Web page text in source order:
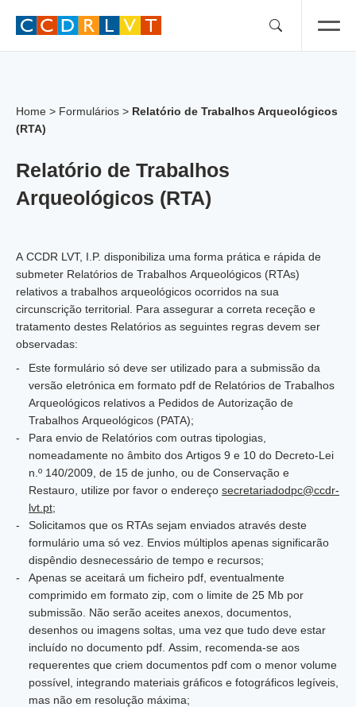
Home > Formulários > Relatório de Trabalhos Arqueológicos
(RTA)
Relatório de Trabalhos
Arqueológicos (RTA)
A CCDR LVT, I.P. disponibiliza uma forma prática e rápida de
submeter Relatórios de Trabalhos Arqueológicos (RTAs)
relativos a trabalhos arqueológicos ocorridos na sua
circunscrição territorial. Para assegurar a correta receção e
tratamento destes Relatórios as seguintes regras devem ser
observadas:
Este formulário só deve ser utilizado para a submissão da
versão eletrónica em formato pdf de Relatórios de Trabalhos
Arqueológicos relativos a Pedidos de Autorização de
Trabalhos Arqueológicos (PATA);
Para envio de Relatórios com outras tipologias,
nomeadamente no âmbito dos Artigos 9 e 10 do Decreto-Lei
n.º 140/2009, de 15 de junho, ou de Conservação e
Restauro, utilize por favor o endereço secretariadodpc@ccdr-
lvt.pt;
Solicitamos que os RTAs sejam enviados através deste
formulário uma só vez. Envios múltiplos apenas significarão
dispêndio desnecessário de tempo e recursos;
Apenas se aceitará um ficheiro pdf, eventualmente
comprimido em formato zip, com o limite de 25 Mb por
submissão. Não serão aceites anexos, documentos,
desenhos ou imagens soltas, uma vez que tudo deve estar
incluído no documento pdf. Assim, recomenda-se aos
requerentes que criem documentos pdf com o menor volume
possível, integrando materiais gráficos e fotográficos legíveis,
mas não em resolução máxima;